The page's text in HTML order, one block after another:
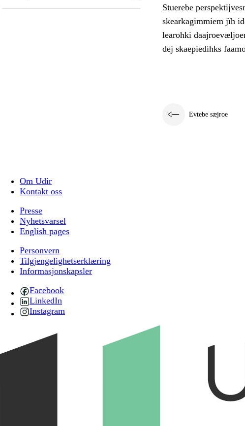
Stuerebe
skearkagimmiem jïh
learohki
dej skaepiedihks
Evtebe sæjroe
Om Udir
Kontakt oss
Presse
Nyhetsvarsel
English pages
Personvern
Tilgjengelighetserklæring
Informasjonskapsler
Facebook
LinkedIn
Instagram